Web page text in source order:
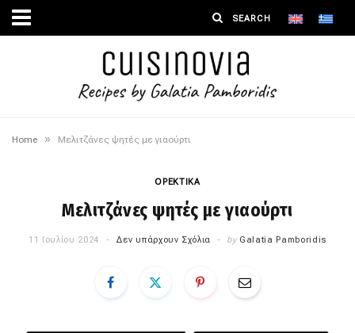
Home » Μελιτζάνες ψητές με γιαούρτι
ΟΡΕΚΤΙΚΑ
Μελιτζάνες ψητές με γιαούρτι
11 Ιουλίου 2024 Δεν υπάρχουν Σχόλια by Galatia Pamboridis